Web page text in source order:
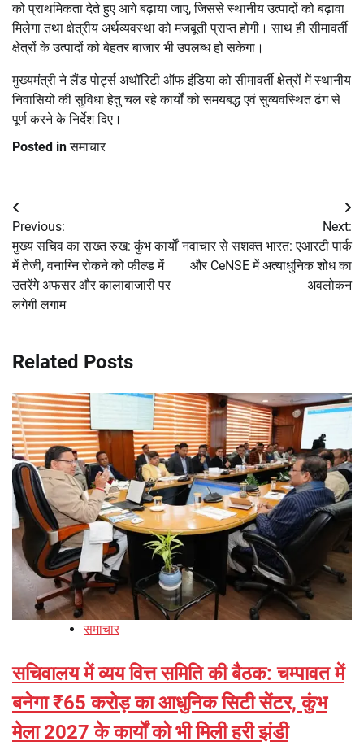
को प्राथमिकता देते हुए आगे बढ़ाया जाए, जिससे स्थानीय उत्पादों को बढ़ावा
मिलेगा तथा क्षेत्रीय अर्थव्यवस्था को मजबूती प्राप्त होगी। साथ ही सीमावर्ती
क्षेत्रों के उत्पादों को बेहतर बाजार भी उपलब्ध हो सकेगा।
मुख्यमंत्री ने लैंड पोर्ट्स अथॉरिटी ऑफ इंडिया को सीमावर्ती क्षेत्रों में स्थानीय
निवासियों की सुविधा हेतु चल रहे कार्यों को समयबद्ध एवं सुव्यवस्थित ढंग से
पूर्ण करने के निर्देश दिए।
Posted inसमाचार
Post
navigation
Previous:
मुख्य सचिव का सख्त रुख: कुंभ कार्यों
में तेजी, वनाग्नि रोकने को फील्ड में
उतरेंगे अफसर और कालाबाजारी पर
लगेगी लगाम
Next:
नवाचार से सशक्त भारत: एआरटी पार्क
और CeNSE में अत्याधुनिक शोध का
अवलोकन
Related Posts
समाचार
सचिवालय में व्यय वित्त समिति की बैठक: चम्पावत में
बनेगा ₹65 करोड़ का आधुनिक सिटी सेंटर, कुंभ
मेला 2027 के कार्यों को भी मिली हरी झंडी